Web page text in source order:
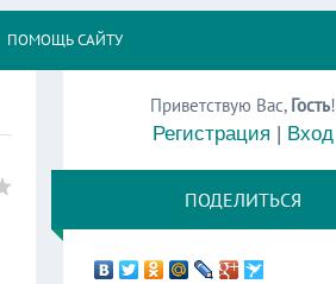
ПОМОЩЬ САЙТУ
Приветствую Вас, Гость!
Регистрация | Вход
ПОДЕЛИТЬСЯ